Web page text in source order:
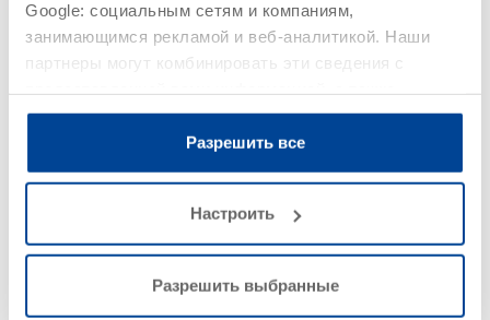
Google: социальным сетям и компаниям,
занимающимся рекламой и веб-аналитикой. Наши
партнеры могут комбинировать эти сведения с
данными, которые они получили при использовании
Разрешить все
Настроить
Разрешить выбранные